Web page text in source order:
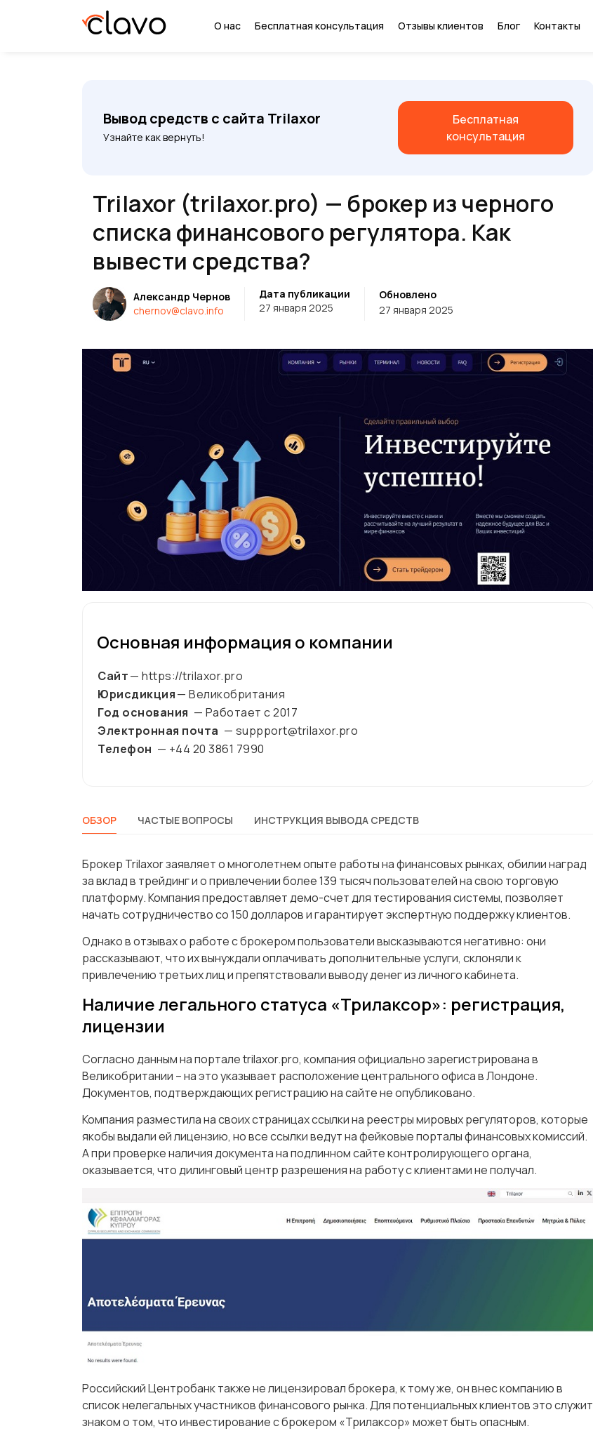
О нас Бесплатная консультация Отзывы клиентов Блог Контакты
Вывод средств с сайта Trilaxor
Узнайте как вернуть!
Бесплатная
консультация
Trilaxor (trilaxor.pro) — брокер из черного
списка финансового регулятора. Как
вывести средства?
Александр Чернов
chernov@clavo.info
Дата публикации
27 января 2025
Обновлено
27 января 2025
Основная информация о компании
Сайт— https://trilaxor.pro
Юрисдикция— Великобритания
Год основания — Работает с2017
Электронная почта — suppport@trilaxor.pro
Телефон — +44 20 3861 7990
ОБЗОР ЧАСТЫЕ ВОПРОСЫ ИНСТРУКЦИЯ ВЫВОДА СРЕДСТВ
Брокер Trilaxor заявляет о многолетнем опыте работы на финансовых рынках, обилии наград
за вклад в трейдинг и о привлечении более 139 тысяч пользователей на свою торговую
платформу. Компания предоставляет демо-счет для тестирования системы, позволяет
начать сотрудничество со 150 долларов и гарантирует экспертную поддержку клиентов.
Однако в отзывах о работе с брокером пользователи высказываются негативно: они
рассказывают, что их вынуждали оплачивать дополнительные услуги, склоняли к
привлечению третьих лиц и препятствовали выводу денег из личного кабинета.
Наличие легального статуса «Трилаксор»: регистрация,
лицензии
Согласно данным на портале trilaxor.pro, компания официально зарегистрирована в
Великобритании – на это указывает расположение центрального офиса в Лондоне.
Документов, подтверждающих регистрацию на сайте не опубликовано.
Компания разместила на своих страницах ссылки на реестры мировых регуляторов, которые
якобы выдали ей лицензию, но все ссылки ведут на фейковые порталы финансовых комиссий.
А при проверке наличия документа на подлинном сайте контролирующего органа,
оказывается, что дилинговый центр разрешения на работу с клиентами не получал.
Российский Центробанк также не лицензировал брокера, к тому же, он внес компанию в
список нелегальных участников финансового рынка. Для потенциальных клиентов это служит
знаком о том, что инвестирование с брокером «Трилаксор» может быть опасным.